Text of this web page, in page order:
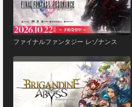
ファイナルファンタジー レゾナンス